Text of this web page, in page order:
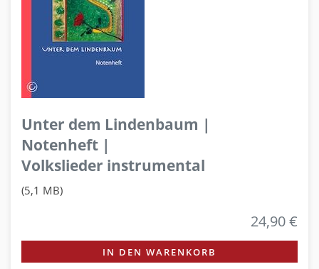
Unter dem Lindenbaum |
Notenheft |
Volkslieder instrumental
(5,1 MB)
24,90 €
IN DEN WARENKORB